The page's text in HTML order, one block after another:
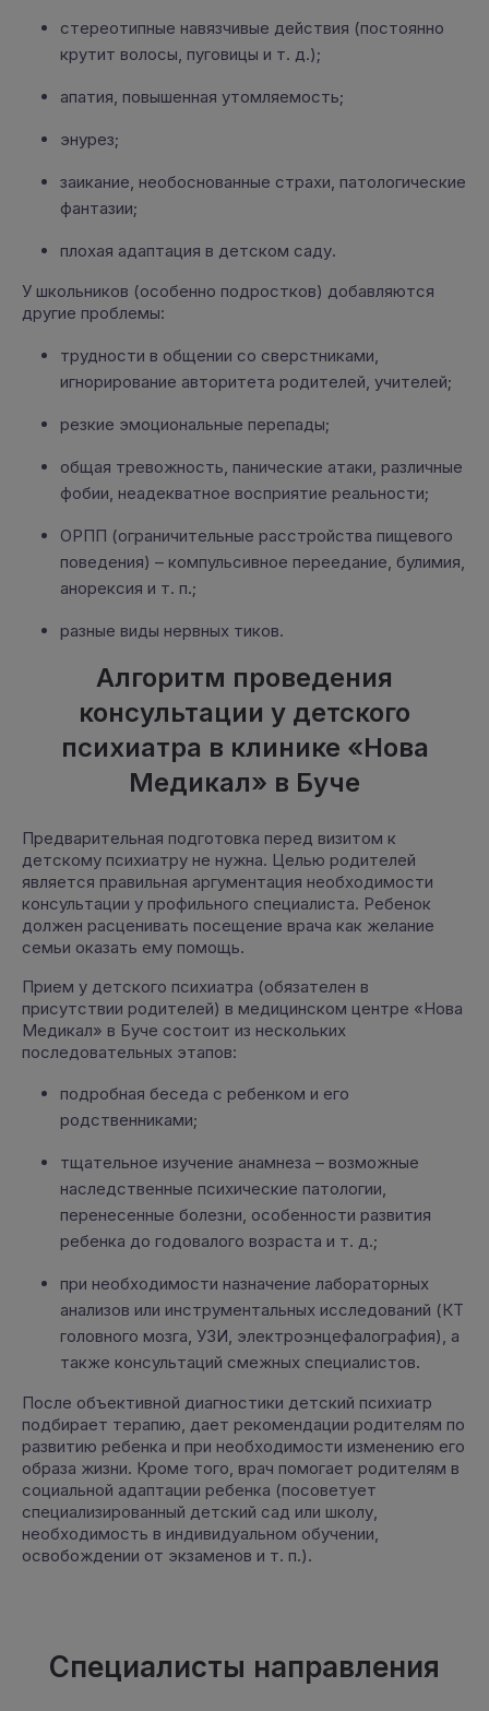
стереотипные навязчивые действия (постоянно
крутит волосы, пуговицы и т. д.);
апатия, повышенная утомляемость;
энурез;
заикание, необоснованные страхи, патологические
фантазии;
плохая адаптация в детском саду.
У школьников (особенно подростков) добавляются
другие проблемы:
трудности в общении со сверстниками,
игнорирование авторитета родителей, учителей;
резкие эмоциональные перепады;
общая тревожность, панические атаки, различные
фобии, неадекватное восприятие реальности;
ОРПП (ограничительные расстройства пищевого
поведения) – компульсивное переедание, булимия,
анорексия и т. п.;
разные виды нервных тиков.
Алгоритм проведения
консультации у детского
психиатра в клинике «Нова
Медикал» в Буче
Предварительная подготовка перед визитом к
детскому психиатру не нужна. Целью родителей
является правильная аргументация необходимости
консультации у профильного специалиста. Ребенок
должен расценивать посещение врача как желание
семьи оказать ему помощь.
Прием у детского психиатра (обязателен в
присутствии родителей) в медицинском центре «Нова
Медикал» в Буче состоит из нескольких
последовательных этапов:
подробная беседа с ребенком и его
родственниками;
тщательное изучение анамнеза – возможные
наследственные психические патологии,
перенесенные болезни, особенности развития
ребенка до годовалого возраста и т. д.;
при необходимости назначение лабораторных
анализов или инструментальных исследований (КТ
головного мозга, УЗИ, электроэнцефалография), а
также консультаций смежных специалистов.
После объективной диагностики детский психиатр
подбирает терапию, дает рекомендации родителям по
развитию ребенка и при необходимости изменению его
образа жизни. Кроме того, врач помогает родителям в
социальной адаптации ребенка (посоветует
специализированный детский сад или школу,
необходимость в индивидуальном обучении,
освобождении от экзаменов и т. п.).
Специалисты направления